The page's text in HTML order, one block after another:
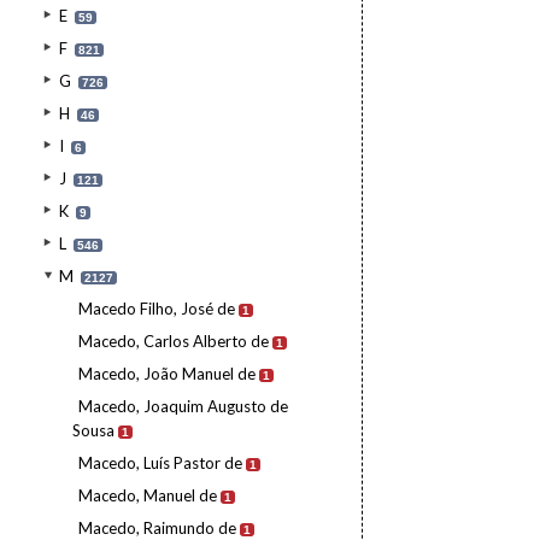
E 59
F 821
G 726
H 46
I 6
J 121
K 9
L 546
M 2127
Macedo Filho, José de 1
Macedo, Carlos Alberto de 1
Macedo, João Manuel de 1
Macedo, Joaquim Augusto de
Sousa
1
Macedo, Luís Pastor de 1
Macedo, Manuel de 1
Macedo, Raimundo de 1